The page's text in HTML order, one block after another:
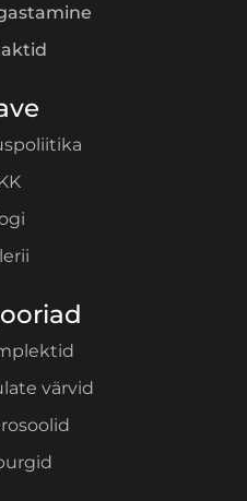
värvid